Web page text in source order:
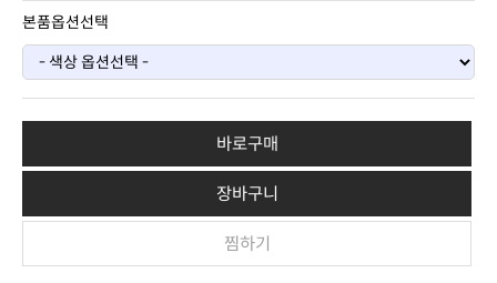
본품옵션선택
바로구매
장바구니
찜하기